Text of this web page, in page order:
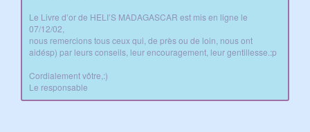
Le Livre d’or de HELI’S MADAGASCAR est mis en ligne le
07/12/02,
nous remercions tous ceux qui, de près ou de loin, nous ont
aidésp) par leurs conseils, leur encouragement, leur gentillesse.:p
Cordialement vôtre,:)
Le responsable